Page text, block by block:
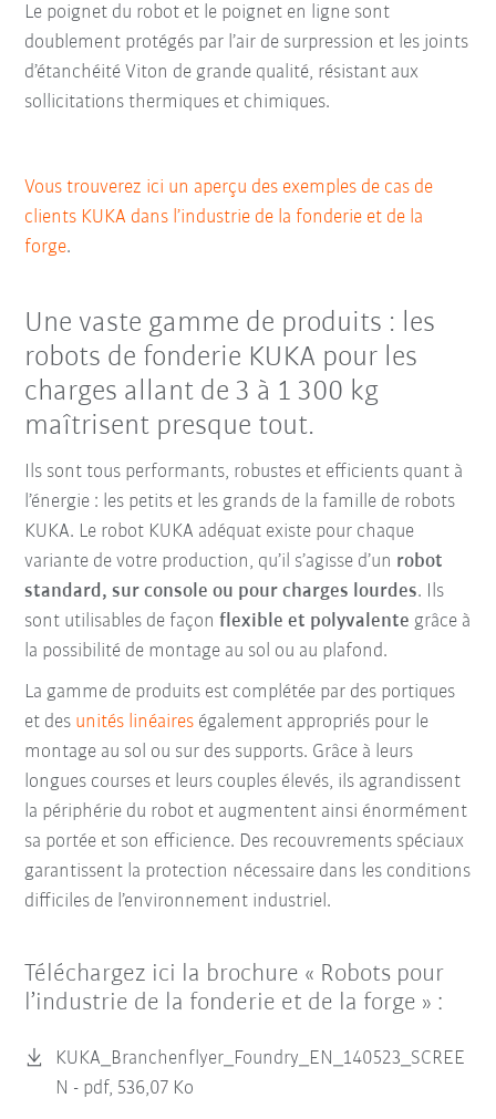
Le poignet du robot et le poignet en ligne sont
doublement protégés par l’air de surpression et les joints
d’étanchéité Viton de grande qualité, résistant aux
sollicitations thermiques et chimiques.
Vous trouverez ici un aperçu des exemples de cas de
clients KUKA dans l’industrie de la fonderie et de la
forge.
Une vaste gamme de produits : les
robots de fonderie KUKA pour les
charges allant de 3 à 1 300 kg
maîtrisent presque tout.
Ils sont tous performants, robustes et efficients quant à
l’énergie : les petits et les grands de la famille de robots
KUKA. Le robot KUKA adéquat existe pour chaque
variante de votre production, qu’il s’agisse d’un robot
standard, sur console ou pour charges lourdes. Ils
sont utilisables de façonflexible et polyvalente grâce à
la possibilité de montage au sol ou au plafond.
La gamme de produits est complétée par des portiques
et des unités linéaires également appropriés pour le
montage au sol ou sur des supports. Grâce à leurs
longues courses et leurs couples élevés, ils agrandissent
la périphérie du robot et augmentent ainsi énormément
sa portée et son efficience. Des recouvrements spéciaux
garantissent la protection nécessaire dans les conditions
difficiles de l’environnement industriel.
Téléchargez ici la brochure « Robots pour
l’industrie de la fonderie et de la forge » :
KUKA_Branchenflyer_Foundry_EN_140523_SCREE
N - pdf, 536,07 Ko